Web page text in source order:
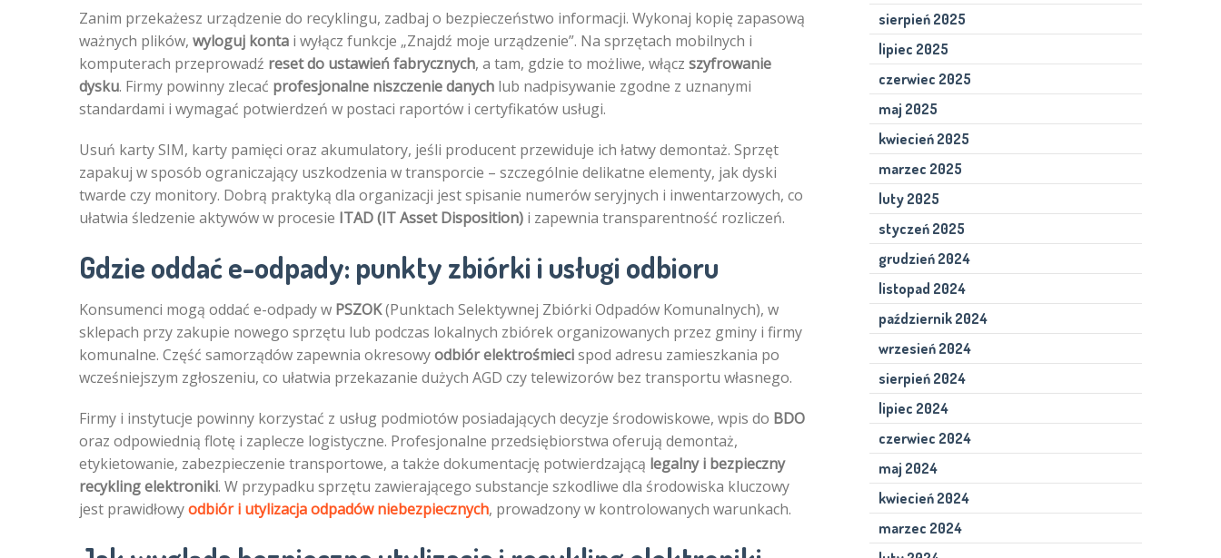
Zanim przekażesz urządzenie do recyklingu, zadbaj o bezpieczeństwo informacji. Wykonaj kopię zapasową
ważnych plików, wyloguj konta i wyłącz funkcje „Znajdź moje urządzenie”. Na sprzętach mobilnych i
komputerach przeprowadź reset do ustawień fabrycznych, a tam, gdzie to możliwe, włącz szyfrowanie
dysku. Firmy powinny zlecać profesjonalne niszczenie danych lub nadpisywanie zgodne z uznanymi
standardami i wymagać potwierdzeń w postaci raportów i certyfikatów usługi.
Usuń karty SIM, karty pamięci oraz akumulatory, jeśli producent przewiduje ich łatwy demontaż. Sprzęt
zapakuj w sposób ograniczający uszkodzenia w transporcie – szczególnie delikatne elementy, jak dyski
twarde czy monitory. Dobrą praktyką dla organizacji jest spisanie numerów seryjnych i inwentarzowych, co
ułatwia śledzenie aktywów w procesie ITAD (IT Asset Disposition) i zapewnia transparentność rozliczeń.
Gdzie oddać e-odpady: punkty zbiórki i usługi odbioru
Konsumenci mogą oddać e-odpady w PSZOK(Punktach Selektywnej Zbiórki Odpadów Komunalnych), w
sklepach przy zakupie nowego sprzętu lub podczas lokalnych zbiórek organizowanych przez gminy i firmy
komunalne. Część samorządów zapewnia okresowyodbiór elektrośmiecispod adresu zamieszkania po
wcześniejszym zgłoszeniu, co ułatwia przekazanie dużych AGD czy telewizorów bez transportu własnego.
Firmy i instytucje powinny korzystać z usług podmiotów posiadających decyzje środowiskowe, wpis do BDO
oraz odpowiednią flotę i zaplecze logistyczne. Profesjonalne przedsiębiorstwa oferują demontaż,
etykietowanie, zabezpieczenie transportowe, a także dokumentację potwierdzającą legalny i bezpieczny
recykling elektroniki. W przypadku sprzętu zawierającego substancje szkodliwe dla środowiska kluczowy
jest prawidłowyodbiór i utylizacja odpadów niebezpiecznych, prowadzony w kontrolowanych warunkach.
sierpień 2025
lipiec 2025
czerwiec 2025
maj 2025
kwiecień 2025
marzec 2025
luty 2025
styczeń 2025
grudzień 2024
listopad 2024
październik 2024
wrzesień 2024
sierpień 2024
lipiec 2024
czerwiec 2024
maj 2024
kwiecień 2024
marzec 2024